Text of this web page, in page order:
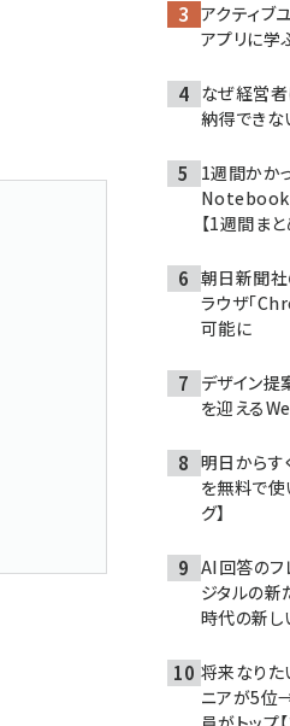
アクティブ
アプリに
なぜ経営者
納得できな
1週間かか
Notebook
【1週間まと
朝日新聞
ラウザ「
可能に
デザイン
を迎える
明日から
を無料で使
グ】
AI回答のフ
ジタルの新
時代の新し
将来なりた
ニアが5位